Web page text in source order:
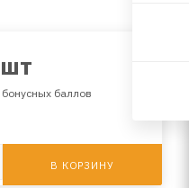
баллов
В КОРЗИНУ